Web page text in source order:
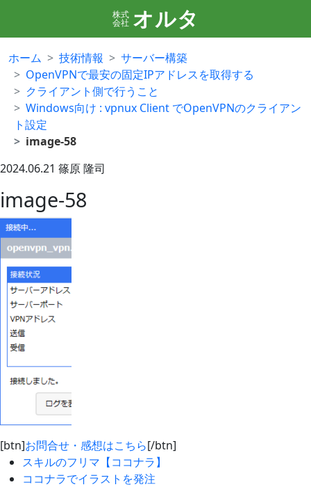
株式
会社 オルタ
ホーム 技術情報
サーバー構築
OpenVPNで最安の固定IPアドレスを取得する
クライアント側で行うこと
Windows向け : vpnux Client でOpenVPNのクライアン
ト設定
image-58
2024.06.21 篠原 隆司
image-58
[btn]お問合せ・感想はこちら[/btn]
スキルのフリマ【ココナラ】
ココナラでイラストを発注